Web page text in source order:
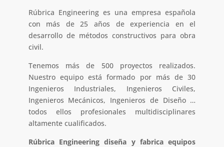
Rúbrica Engineering es una empresa española
con más de 25 años de experiencia en el
desarrollo de métodos constructivos para obra
civil.
Tenemos más de 500 proyectos realizados.
Nuestro equipo está formado por más de 30
Ingenieros Industriales, Ingenieros Civiles,
Ingenieros Mecánicos, Ingenieros de Diseño …
todos ellos profesionales multidisciplinares
altamente cualificados.
Rúbrica Engineering diseña y fabrica equipos